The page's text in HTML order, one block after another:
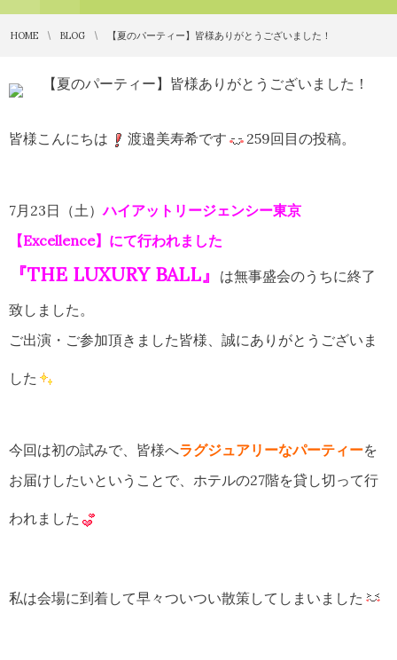
HOME BLOG 【夏のパーティー】皆様ありがとうございました！
皆様こんにちは 渡邉美寿希です 259回目の投稿。
7月23日（土）ハイアットリージェンシー東京
【Excellence】にて行われました
『THE LUXURY BALL』
は無事盛会のうちに終了
致しました。
ご出演・ご参加頂きました皆様、誠にありがとうございま
した
今回は初の試みで、皆様へラグジュアリーなパーティーを
お届けしたいということで、ホテルの27階を貸し切って行
われました
私は会場に到着して早々ついつい散策してしまいました